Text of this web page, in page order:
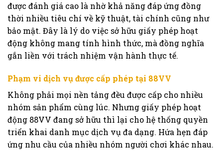
được đánh giá cao là nhờ khả năng đáp ứng đồng
thời nhiều tiêu chí về kỹ thuật, tài chính cũng như
bảo mật. Đây là lý do việc sở hữu giấy phép hoạt
động không mang tính hình thức, mà đồng nghĩa
gắn liền với trách nhiệm vận hành thực tế.
Phạm vi dịch vụ được cấp phép tại 88VV
Không phải mọi nền tảng đều được cấp cho nhiều
nhóm sản phẩm cùng lúc. Nhưng giấy phép hoạt
động 88VV đang sở hữu thì lại cho hệ thống quyền
triển khai danh mục dịch vụ đa dạng. Hứa hẹn đáp
ứng nhu cầu của nhiều nhóm người chơi khác nhau.